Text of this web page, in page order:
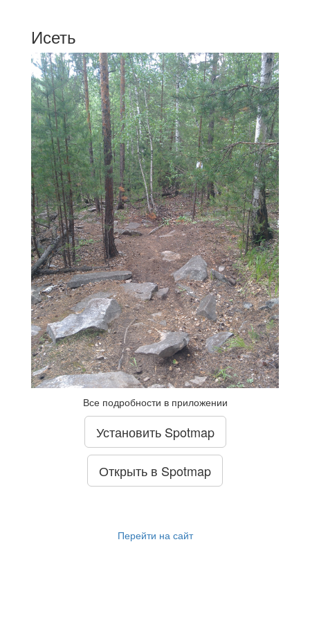
Исеть
Все подробности в приложении
Установить Spotmap
Открыть в Spotmap
Перейти на сайт